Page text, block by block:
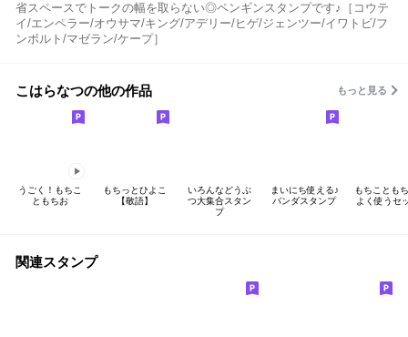
省スペースでトークの幅を取らない◎ペンギンスタンプです♪［コウテ
イ/エンペラー/オウサマ/キング/アデリー/ヒゲ/ジェンツー/イワトビ/フ
ンボルト/マゼラン/ケープ］
こはらなつの他の作品 もっと見る
うごく！もちこ
ともちお
もちっとひよこ
【敬語】
いろんなどうぶ
つ大集合スタン
プ
まいにち使える♪
パンダスタンプ
もちことも
よく使うセ
関連スタンプ